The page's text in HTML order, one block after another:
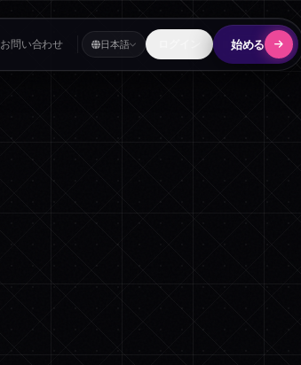
お問い合わせ 日本語 始める